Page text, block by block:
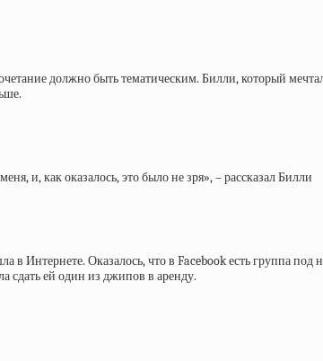
должно быть тематическим. Билли, который
и, как оказалось, это было не зря», – рассказал Билли
Интернете. Оказалось, что в Facebook есть группа под
сдать ей один из джипов в аренду.